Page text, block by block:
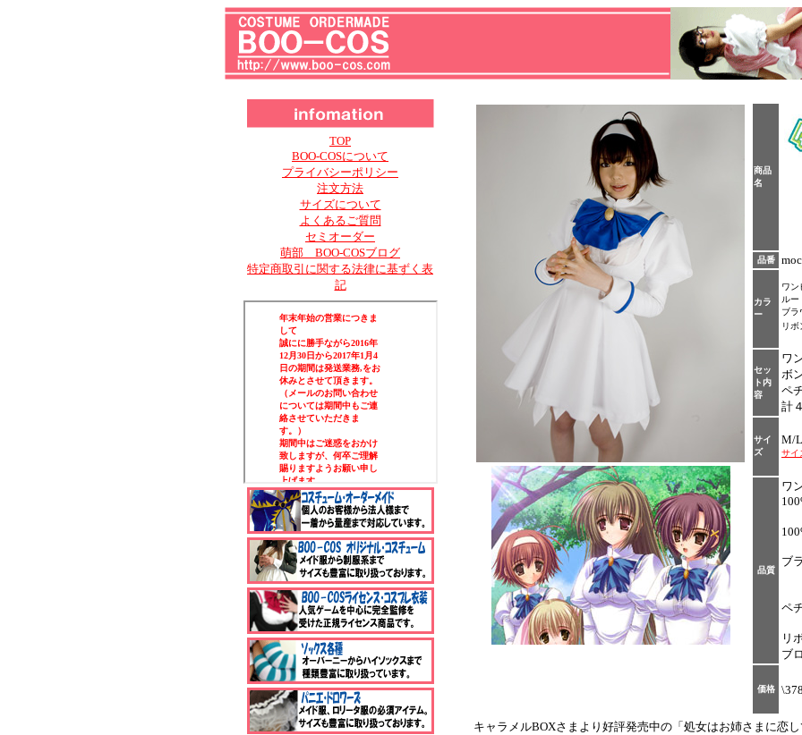
TOP
BOO-COSについて
プライバシーポリシー
注文方法
サイズについて
よくあるご質問
セミオーダー
萌部 BOO-COSブログ
特定商取引に関する法律に基ずく表
記
商品
名
品番
カラ
ー
ワ
ルー
ブラ
リ
セッ
ト内
容
ワ
ボ
ペ
計
サイ
ズ
M/
サイ
品質
ワ
ブ
ペ
リ
ブ
価格
キャラメルBOXさまより好評発売中の「処女はお姉さまに恋し